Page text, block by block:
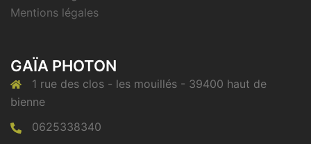
Mentions légales
GAÏA PHOTON
1 rue des clos - les mouillés - 39400 haut de
bienne
0625338340